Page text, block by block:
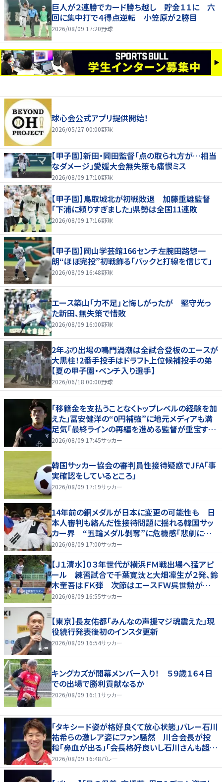
巨人が２連勝でカード勝ち越し 貯金１１に 六
回に集中打で４得点逆転 小笠原が２勝目
2026/08/09 17:20野球
球心会公式アプリ提供開始！
2026/05/27 00:00野球
【甲子園】新田・岡田監督「点の取られ方が…相当
なダメージ」愛媛大会無失策も痛恨ミス
2026/08/09 17:10野球
【甲子園】鳥取城北が初戦敗退 加藤重雄監督
「下浦に頼りすぎました」県勢は全国11連敗
2026/08/09 17:16野球
【甲子園】岡山学芸館166センチ左腕田路惣一
朗“ほぼ完投”初戦飾る「バックと打線を信じて」
2026/08/09 16:48野球
エース築山「力不足」と悔しがったが 堅守光っ
た新田、無失策で惜敗
2026/08/09 16:00野球
2年ぶり出場の鳴門渦潮は全試合登板のエースが
大黒柱！2番手投手はドラフト上位候補投手の弟
【夏の甲子園・ベンチ入り選手】
2026/06/18 00:00野球
「移籍金を支払うことなくトップレベルの経験を加
えた」冨安健洋の“0円補強”に地元メディアも満
足気「最終ラインの再編を進める監督が重宝する
柔軟性を備えている」
2026/08/09 17:45サッカー
韓国サッカー協会の審判員性接待疑惑でJFA「事
実確認をしているところ」
2026/08/09 17:19サッカー
14年前の銅メダルが日本に変更の可能性も 日
本人審判も絡んだ性接待問題に揺れる韓国サッ
カー界 “五輪メダル剝奪”に危機感「悲劇に見
舞われる」
2026/08/09 17:00サッカー
【Ｊ１清水】０３年世代が横浜ＦＭ戦出場へ猛アピ
ール 練習試合で千葉寛汰と大畑凜生が２発、鈴
木奎吾はＦＫ弾 次節はエースＦＷ呉世勲が出
場停止
2026/08/09 16:55サッカー
【東京】長友佑都「みんなの声援マジ魂震えた」現
役続行発表後初のインスタ更新
2026/08/09 16:54サッカー
キングカズが開幕メンバー入り！ ５９歳１６４日
での出場で勝利貢献なるか
2026/08/09 16:11サッカー
「タキシード姿が格好良くて放心状態」バレー石川
祐希らの激レア姿にファン騒然 川合会長が投
稿「鼻血が出る」「会長格好良いし石川さんも超格
好いい」
2026/08/09 16:48バレー